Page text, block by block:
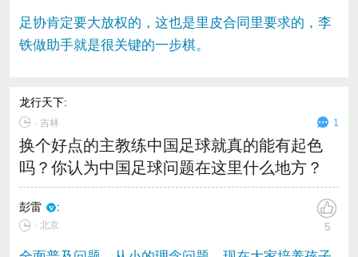
足协肯定要大放权的，这也是里皮合同里要求的，李
铁做助手就是很关键的一步棋。
龙行天下:
∙吉林 1
换个好点的主教练中国足球就真的能有起色
吗？你认为中国足球问题在这里什么地方？
彭雷 :
∙ 北京 5